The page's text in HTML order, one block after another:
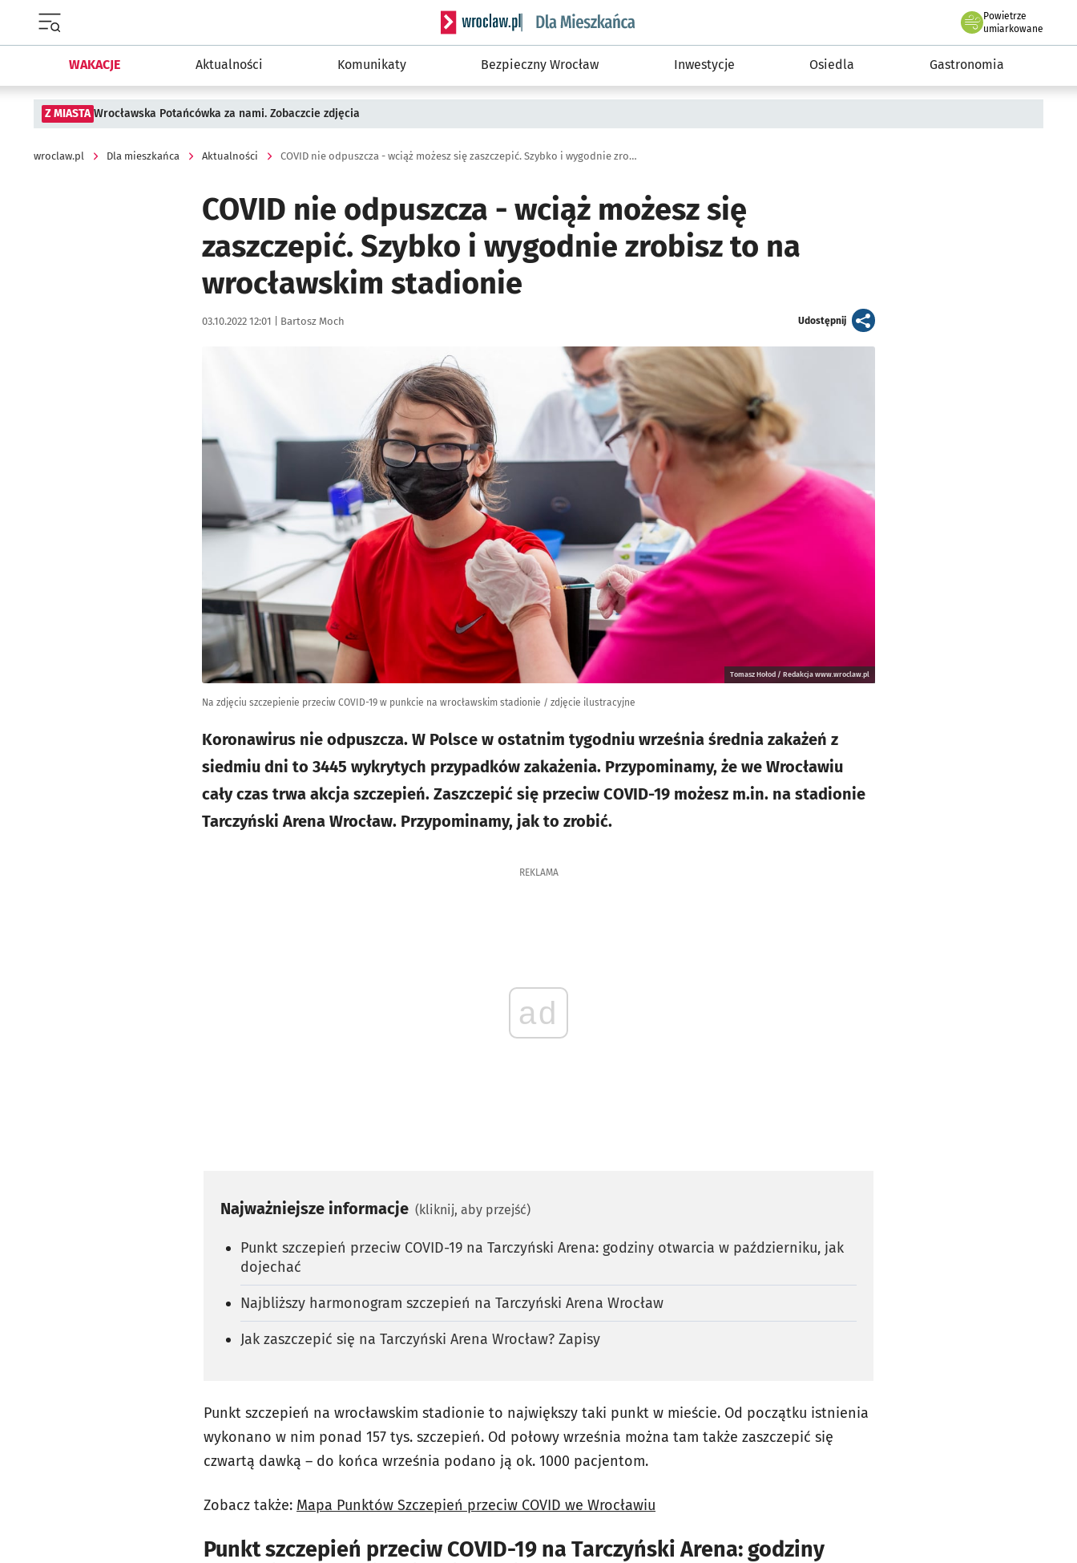
Serwis informacyjny wroclaw.pl podserwis: Dla mieszkańca
Powietrze
we Wrocławiu
umiarkowane
WAKACJE Aktualności Komunikaty Bezpieczny Wrocław Inwestycje Osiedla Gastronomia
Z MIASTA Wrocławska Potańcówka za nami. Zobaczcie zdjęcia
wroclaw.pl Dla mieszkańca Aktualności COVID nie odpuszcza - wciąż możesz się zaszczepić. Szybko i wygodnie zrobisz to na wrocławskim stadionie
COVID nie odpuszcza - wciąż możesz się
zaszczepić. Szybko i wygodnie zrobisz to na
wrocławskim stadionie
Data publikacji:
03.10.2022 12:01 | Autor:
Bartosz Moch Udostępnijartykuł
Tomasz Hołod / Redakcja www.wroclaw.pl
Na zdjęciu szczepienie przeciw COVID-19 w punkcie na wrocławskim stadionie / zdjęcie ilustracyjne
Koronawirus nie odpuszcza. W Polsce w ostatnim tygodniu września średnia zakażeń z
siedmiu dni to 3445 wykrytych przypadków zakażenia. Przypominamy, że we Wrocławiu
cały czas trwa akcja szczepień. Zaszczepić się przeciw COVID-19 możesz m.in. na stadionie
Tarczyński Arena Wrocław. Przypominamy, jak to zrobić.
REKLAMA
ad
Najważniejsze informacje (kliknij, aby przejść)
Punkt szczepień przeciw COVID-19 na Tarczyński Arena: godziny otwarcia w październiku, jak
dojechać
Najbliższy harmonogram szczepień na Tarczyński Arena Wrocław
Jak zaszczepić się na Tarczyński Arena Wrocław? Zapisy
Punkt szczepień na wrocławskim stadionie to największy taki punkt w mieście. Od początku istnienia
wykonano w nim ponad 157 tys. szczepień. Od połowy września można tam także zaszczepić się
czwartą dawką – do końca września podano ją ok. 1000 pacjentom.
Zobacz także: Mapa Punktów Szczepień przeciw COVID we Wrocławiu
Punkt szczepień przeciw COVID-19 na Tarczyński Arena: godziny